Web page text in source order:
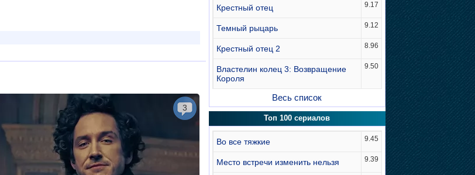
3
Крестный отец 9.17
Темный рыцарь 9.12
Крестный отец 2 8.96
Властелин колец 3: Возвращение
Короля
9.50
Весь список
Топ 100 сериалов
Во все тяжкие 9.45
Место встречи изменить нельзя 9.39